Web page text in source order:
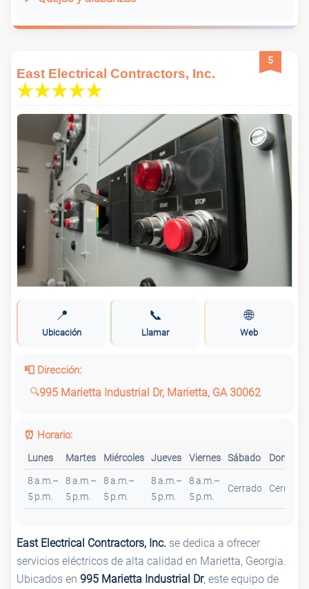
5
East Electrical Contractors, Inc.
📍
Ubicación
📞
Llamar
🌐
Web
📮 Dirección:
995 Marietta Industrial Dr, Marietta, GA 30062
⏰ Horario:
Lunes Martes Miércoles Jueves Viernes Sábado Domingo
8 a.m.–
5 p.m.
8 a.m.–
5 p.m.
8 a.m.–
5 p.m.
8 a.m.–
5 p.m.
8 a.m.–
5 p.m.
Cerrado Cerrado
East Electrical Contractors, Inc. se dedica a ofrecer
servicios eléctricos de alta calidad en Marietta, Georgia.
Ubicados en 995 Marietta Industrial Dr, este equipo de